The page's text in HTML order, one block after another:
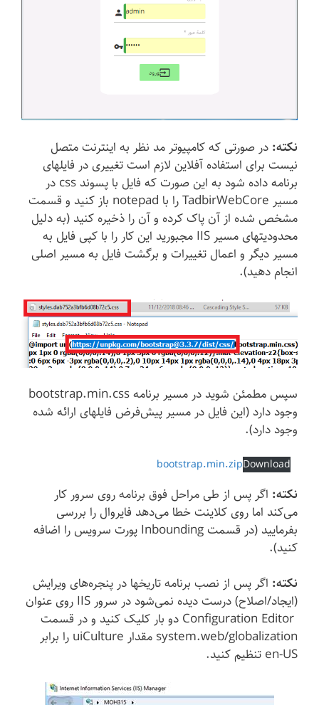
نکته: در صورتی که کامپیوتر مد نظر به اینترنت متصل
نیست برای استفاده آفلاین لازم است تغییری در فایلهای
برنامه داده شود به این صورت که فایل با پسوند css در
مسیر TadbirWebCore را با notepad باز کنید و قسمت
مشخص شده از آن پاک کرده و آن را ذخیره کنید (به دلیل
محدودیتهای مسیر IIS‌ مجبورید این کار را با کپی فایل به
مسیر دیگر و اعمال تغییرات و برگشت فایل به مسیر اصلی
انجام دهید).
سپس مطمئن شوید در مسیر برنامه bootstrap.min.css
وجود دارد (این فایل در مسیر پیش‌فرض فایلهای ارائه شده
وجود دارد).
bootstrap.min.zipDownload
نکته: اگر پس از طی مراحل فوق برنامه روی سرور کار
می‌کند اما روی کلاینت خطا می‌دهد فایروال را بررسی
بفرمایید (در قسمت Inbounding پورت سرویس را اضافه
کنید).
نکته: اگر پس از نصب برنامه تاریخها در پنجره‌های ویرایش
(ایجاد/اصلاح) درست دیده نمی‌شود در سرور IIS روی عنوان
Configuration Editor دو بار کلیک کنید و در قسمت
system.web/globalization مقدار uiCulture را برابر
en-US تنظیم کنید.